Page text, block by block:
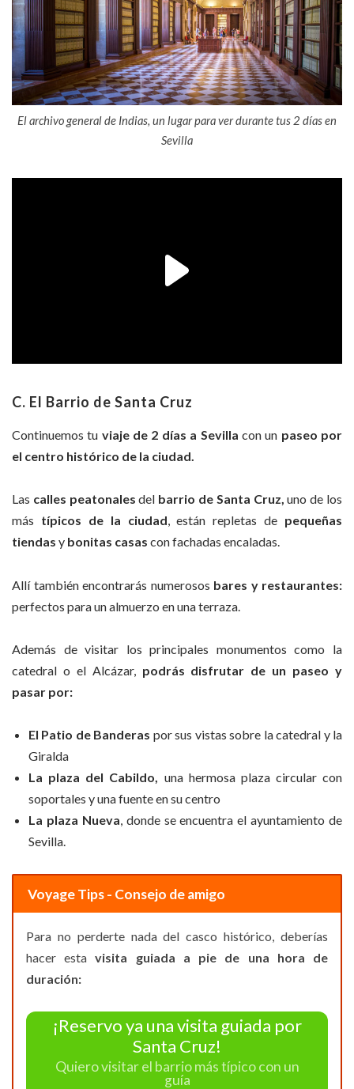
El archivo general de Indias, un lugar para ver durante tus 2 días en
Sevilla
C. El Barrio de Santa Cruz
Continuemos tu viaje de 2 días a Sevilla con un paseo por
el centro histórico de la ciudad.
Las calles peatonales del barrio de Santa Cruz, uno de los
más típicos de la ciudad, están repletas de pequeñas
tiendas y bonitas casas con fachadas encaladas.
Allí también encontrarás numerosos bares y restaurantes:
perfectos para un almuerzo en una terraza.
Además de visitar los principales monumentos como la
catedral o el Alcázar, podrás disfrutar de un paseo y
pasar por:
El Patio de Banderas por sus vistas sobre la catedral y la
Giralda
La plaza del Cabildo, una hermosa plaza circular con
soportales y una fuente en su centro
La plaza Nueva, donde se encuentra el ayuntamiento de
Sevilla.
Voyage Tips - Consejo de amigo
Para no perderte nada del casco histórico, deberías
hacer estavisita guiada a pie de una hora de
duración:
¡Reservo ya una visita guiada por
Santa Cruz!
Quiero visitar el barrio más típico con un
guía